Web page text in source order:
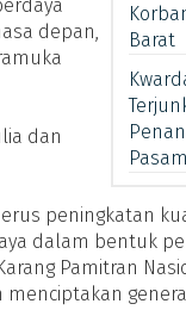
Barat
depan,
dan
peningkatan
dalam bentuk
Pamitran